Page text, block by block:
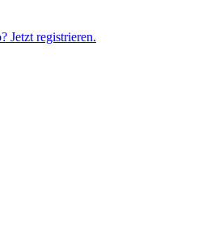
Jetzt registrieren.